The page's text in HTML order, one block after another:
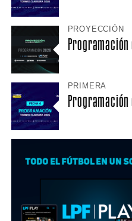
PROYECCIÓN
PRIMERA